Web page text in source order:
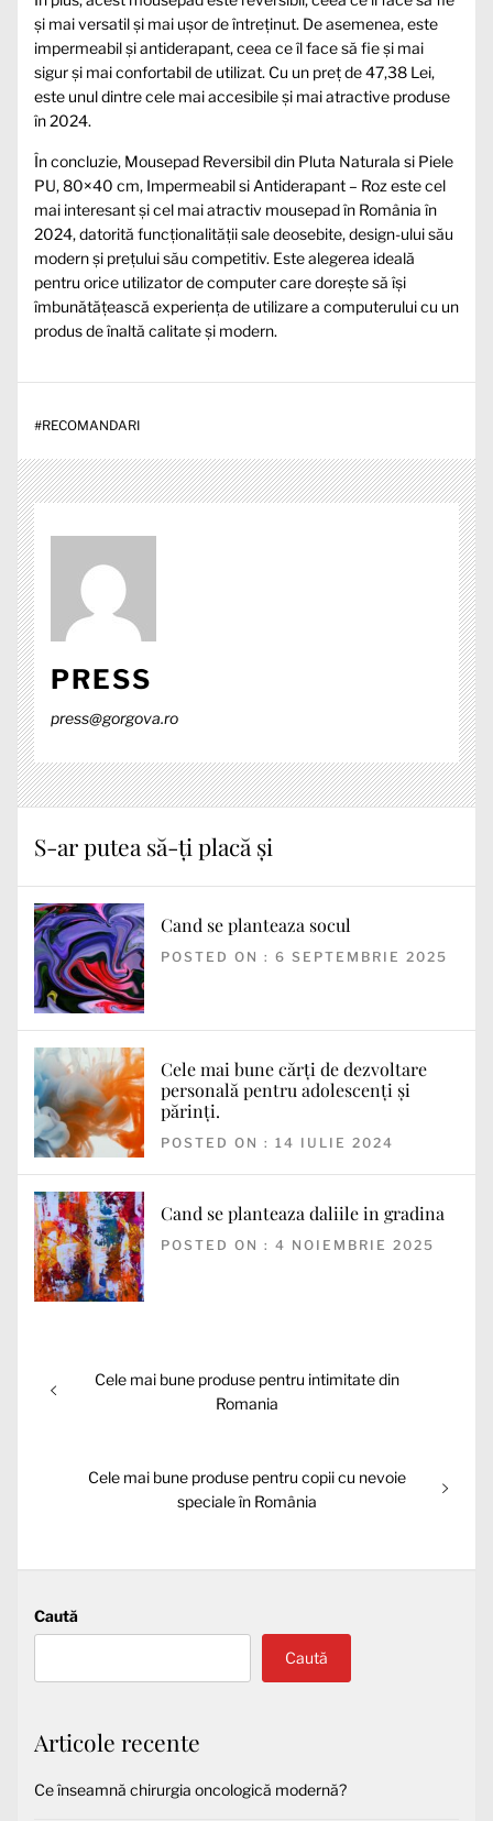
și mai versatil și mai ușor de întreținut. De asemenea, este
impermeabil și antiderapant, ceea ce îl face să fie și mai
sigur și mai confortabil de utilizat. Cu un preț de 47,38 Lei,
este unul dintre cele mai accesibile și mai atractive produse
în 2024.
În concluzie, Mousepad Reversibil din Pluta Naturala si Piele
PU, 80×40 cm, Impermeabil si Antiderapant – Roz este cel
mai interesant și cel mai atractiv mousepad în România în
2024, datorită funcționalității sale deosebite, design-ului său
modern și prețului său competitiv. Este alegerea ideală
pentru orice utilizator de computer care dorește să își
îmbunătățească experiența de utilizare a computerului cu un
produs de înaltă calitate și modern.
#RECOMANDARI
PRESS
press@gorgova.ro
S-ar putea să-ți placă și
Cand se planteaza socul
POSTED ON : 6 SEPTEMBRIE 2025
Cele mai bune cărți de dezvoltare
personală pentru adolescenți și
părinți.
POSTED ON : 14 IULIE 2024
Cand se planteaza daliile in gradina
POSTED ON : 4 NOIEMBRIE 2025
Navigare
în
Articolul
Cele mai bune produse pentru intimitate din
Romania
Articolul
Cele mai bune produse pentru copii cu nevoie
speciale în România
Caută
Caută
Articole recente
Ce înseamnă chirurgia oncologică modernă?